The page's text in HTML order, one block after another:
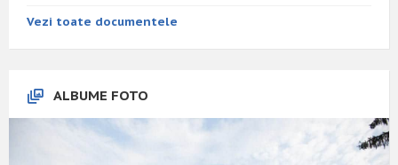
Vezi toate documentele
ALBUME FOTO